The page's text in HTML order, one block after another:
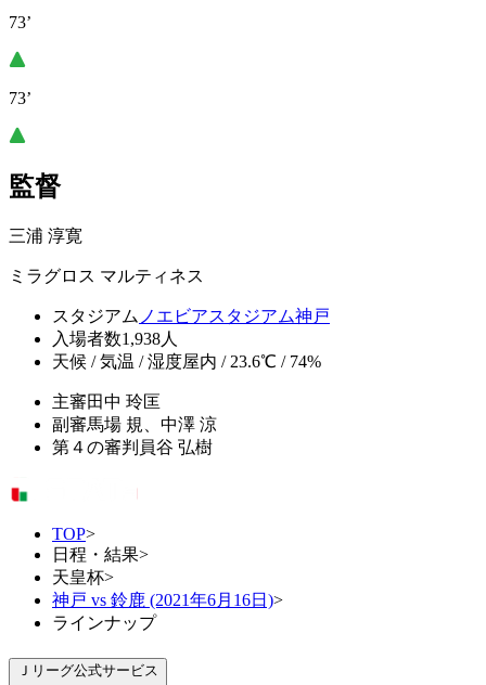
73’
73’
監督
三浦 淳寛
ミラグロス マルティネス
スタジアム ノエビアスタジアム神戸
入場者数1,938人
天候 / 気温 / 湿度屋内 / 23.6℃ / 74%
主審田中 玲匡
副審馬場 規、中澤 涼
第４の審判員谷 弘樹
TOP>
日程・結果>
天皇杯>
神戸 vs 鈴鹿 (2021年6月16日)>
ラインナップ
Ｊリーグ公式サービス